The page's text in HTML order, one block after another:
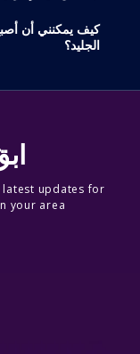
كيف يمكنني أن
الجليد؟
latest updates for
your area.